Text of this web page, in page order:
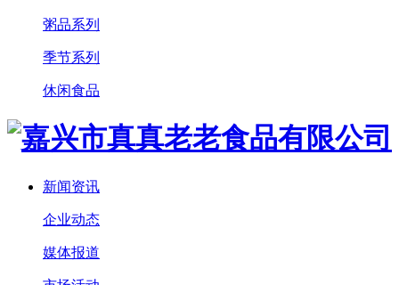
粥品系列
季节系列
休闲食品
新闻资讯
企业动态
媒体报道